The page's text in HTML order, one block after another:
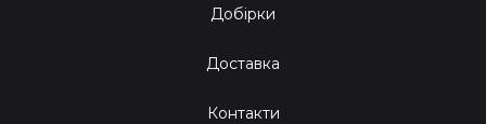
Добірки
Доставка
Контакти